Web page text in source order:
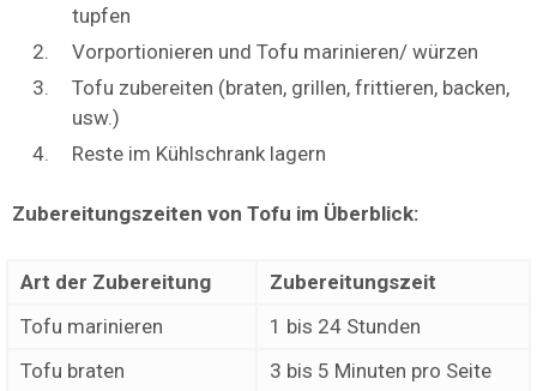
tupfen
Vorportionieren und Tofu marinieren/ würzen
Tofu zubereiten (braten, grillen, frittieren, backen,
usw.)
Reste im Kühlschrank lagern
Zubereitungszeiten von Tofu im Überblick:
Art der Zubereitung
Zubereitungszeit
Tofu marinieren
1 bis 24 Stunden
Tofu braten
3 bis 5 Minuten pro Seite